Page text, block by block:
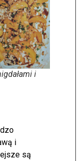
i
i
są